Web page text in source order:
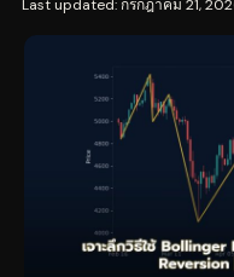
Last updated: กรกฎาคม 21,